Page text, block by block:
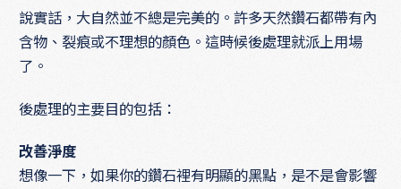
說實話，大自然並不總是完美的。許多天然鑽石都帶有內
含物、裂痕或不理想的顏色。這時候後處理就派上用場
了。
後處理的主要目的包括：
改善淨度
想像一下，如果你的鑽石裡有明顯的黑點，是不是會影響